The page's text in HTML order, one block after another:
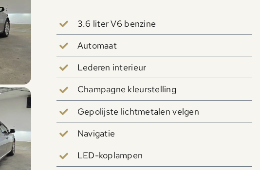
3.6 liter V6 benzine
Automaat
Lederen interieur
Champagne kleurstelling
Gepolijste lichtmetalen velgen
Navigatie
LED-koplampen